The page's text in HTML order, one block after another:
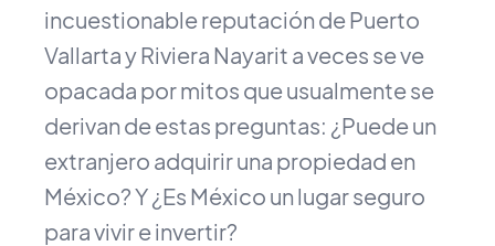
incuestionable reputación de Puerto
Vallarta y Riviera Nayarit a veces se ve
opacada por mitos que usualmente se
derivan de estas preguntas: ¿Puede un
extranjero adquirir una propiedad en
México? Y ¿Es México un lugar seguro
para vivir e invertir?